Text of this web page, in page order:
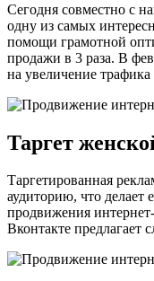
Сегодня совместно с
одну из самых
помощи грамотной
продажи в 3 раза. В
на увеличение трафика
Таргет
Таргетированная
аудиторию, что
продвижения
Вконтакте предлагает